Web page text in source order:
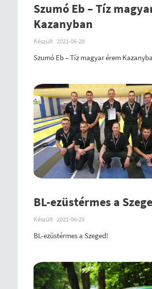
Szumó Eb – Tíz
Kazanyban
Készült 2021-06-29
Szumó Eb – Tíz magyar érem
BL-ezüstérmes a
Készült 2021-06-29
BL-ezüstérmes a Szeged!